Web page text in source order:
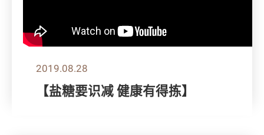
2019.08.28
【盐糖要识减 健康有得拣】